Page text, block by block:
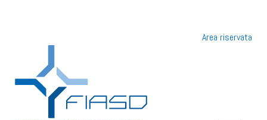
Area riservata